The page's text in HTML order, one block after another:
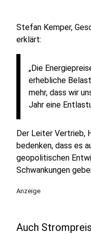
Stefan Kemper,
erklärt:
„Die
erhebliche
mehr, dass wir
Jahr eine
Der Leiter Vertrieb,
bedenken, dass es
geopolitischen
Schwankungen
Anzeige
Auch